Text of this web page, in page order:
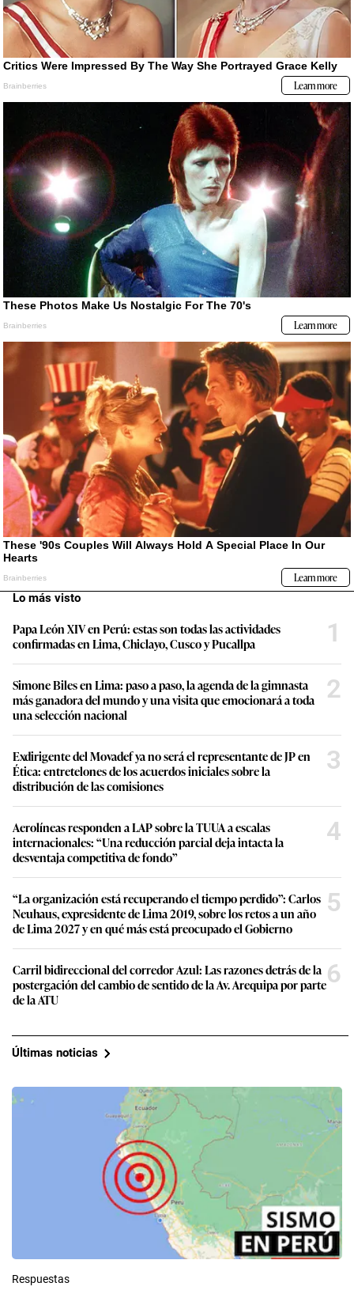
Lo más visto
Papa León XIV en Perú: estas son todas las actividades
confirmadas en Lima, Chiclayo, Cusco y Pucallpa
1
Simone Biles en Lima: paso a paso, la agenda de la gimnasta
más ganadora del mundo y una visita que emocionará a toda
una selección nacional
2
Exdirigente del Movadef ya no será el representante de JP en
Ética: entretelones de los acuerdos iniciales sobre la
distribución de las comisiones
3
Aerolíneas responden a LAP sobre la TUUA a escalas
internacionales: “Una reducción parcial deja intacta la
desventaja competitiva de fondo”
4
“La organización está recuperando el tiempo perdido”: Carlos
Neuhaus, expresidente de Lima 2019, sobre los retos a un año
de Lima 2027 y en qué más está preocupado el Gobierno
5
Carril bidireccional del corredor Azul: Las razones detrás de la
postergación del cambio de sentido de la Av. Arequipa por parte
de la ATU
6
Últimas noticias
Respuestas